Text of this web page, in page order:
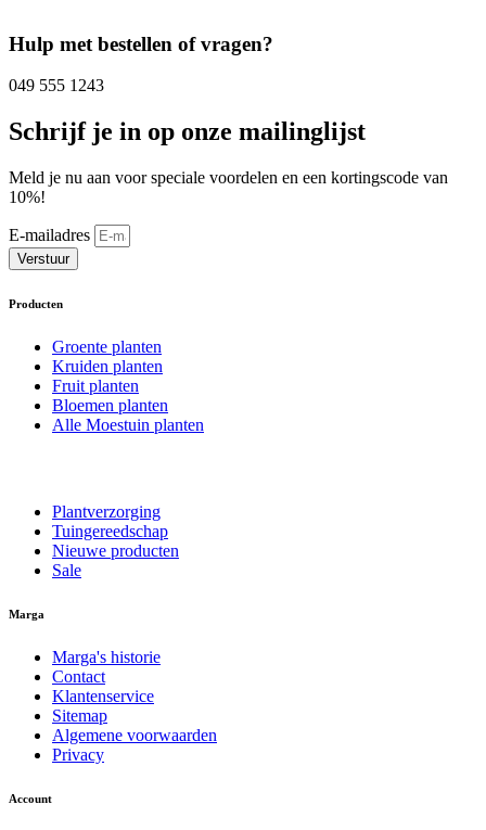
Hulp met bestellen of vragen?
049 555 1243
Schrijf je in op onze mailinglijst
Meld je nu aan voor speciale voordelen en een kortingscode van
10%!
E-mailadres
Verstuur
Producten
Groente planten
Kruiden planten
Fruit planten
Bloemen planten
Alle Moestuin planten
Plantverzorging
Tuingereedschap
Nieuwe producten
Sale
Marga
Marga's historie
Contact
Klantenservice
Sitemap
Algemene voorwaarden
Privacy
Account